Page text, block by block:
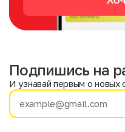
Имя
Подпишись на
И узнавай первым о новых